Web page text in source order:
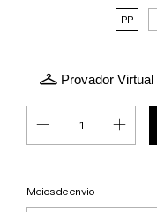
PP
Provador Virtual
Entregas para o CEP:
Meios de envio